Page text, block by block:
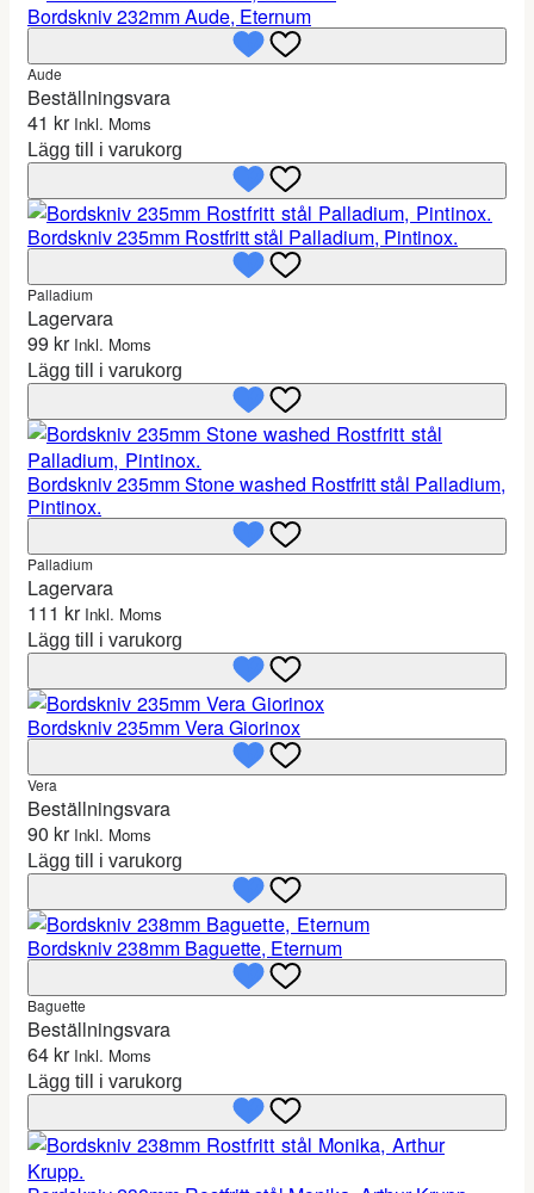
Bordskniv 232mm Aude, Eternum
Aude
Beställningsvara
41 kr Inkl. Moms
Lägg till i varukorg
Bordskniv 235mm Rostfritt stål Palladium, Pintinox.
Palladium
Lagervara
99 kr Inkl. Moms
Lägg till i varukorg
Bordskniv 235mm Stone washed Rostfritt stål Palladium,
Pintinox.
Palladium
Lagervara
111 kr Inkl. Moms
Lägg till i varukorg
Bordskniv 235mm Vera Giorinox
Vera
Beställningsvara
90 kr Inkl. Moms
Lägg till i varukorg
Bordskniv 238mm Baguette, Eternum
Baguette
Beställningsvara
64 kr Inkl. Moms
Lägg till i varukorg